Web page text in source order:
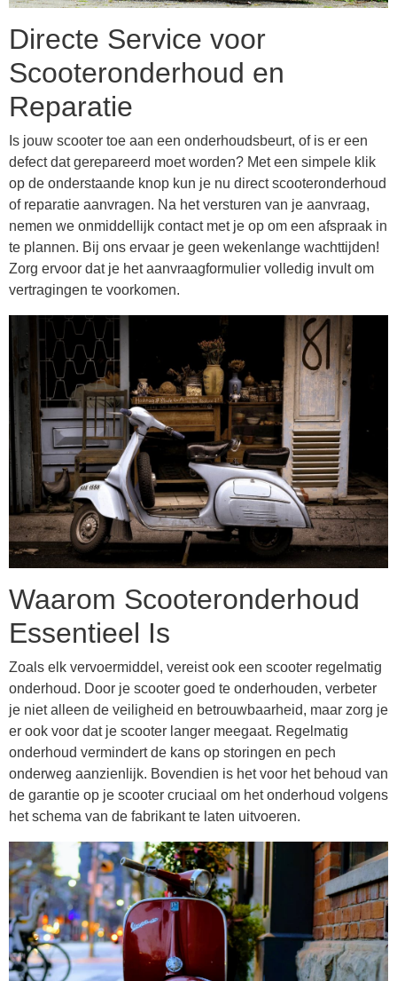
Directe Service voor
Scooteronderhoud en
Reparatie
Is jouw scooter toe aan een onderhoudsbeurt, of is er een
defect dat gerepareerd moet worden? Met een simpele klik
op de onderstaande knop kun je nu direct scooteronderhoud
of reparatie aanvragen. Na het versturen van je aanvraag,
nemen we onmiddellijk contact met je op om een afspraak in
te plannen. Bij ons ervaar je geen wekenlange wachttijden!
Zorg ervoor dat je het aanvraagformulier volledig invult om
vertragingen te voorkomen.
Waarom Scooteronderhoud
Essentieel Is
Zoals elk vervoermiddel, vereist ook een scooter regelmatig
onderhoud. Door je scooter goed te onderhouden, verbeter
je niet alleen de veiligheid en betrouwbaarheid, maar zorg je
er ook voor dat je scooter langer meegaat. Regelmatig
onderhoud vermindert de kans op storingen en pech
onderweg aanzienlijk. Bovendien is het voor het behoud van
de garantie op je scooter cruciaal om het onderhoud volgens
het schema van de fabrikant te laten uitvoeren.